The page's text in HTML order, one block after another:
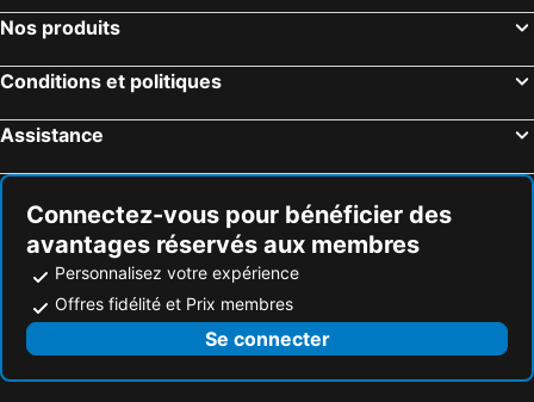
Nos produits
Conditions et politiques
Assistance
Connectez-vous pour bénéficier des
avantages réservés aux membres
Personnalisez votre expérience
Offres fidélité et Prix membres
Se connecter